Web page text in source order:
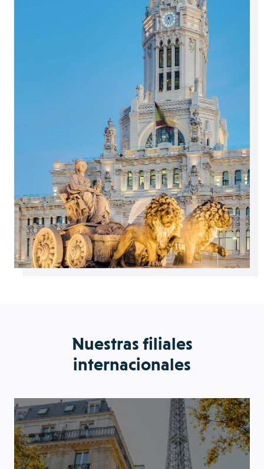
Nuestras filiales
internacionales